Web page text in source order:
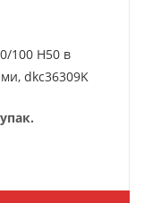
100 H50 в
dkc36309K